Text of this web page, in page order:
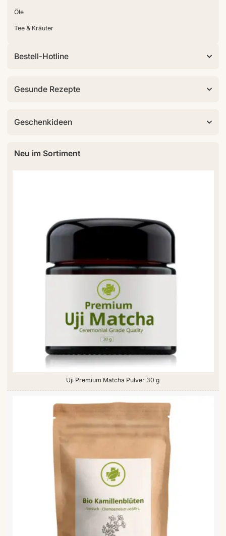
Öle
Tee & Kräuter
Bestell-Hotline
Gesunde Rezepte
Geschenkideen
Neu im Sortiment
Uji Premium Matcha Pulver 30 g